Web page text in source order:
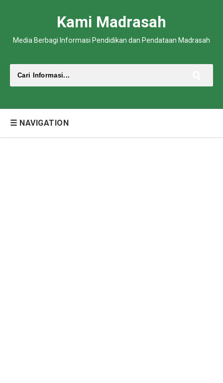
Kami Madrasah
Media Berbagi Informasi Pendidikan dan Pendataan Madrasah
☰ NAVIGATION